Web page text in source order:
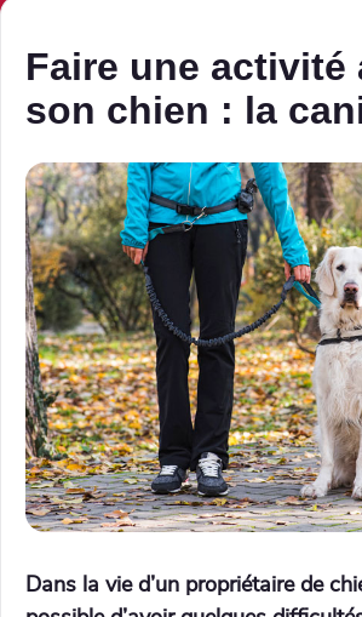
Faire une activité
son chien : la
Dans la vie d’un propriétaire de